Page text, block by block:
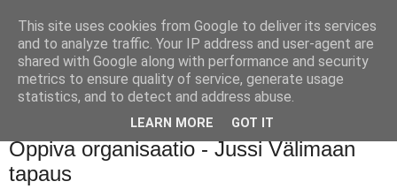
Oppiva organisaatio - Jussi Välimaan
tapaus
This site uses cookies from Google to deliver its services
and to analyze traffic. Your IP address and user-agent are
shared with Google along with performance and security
metrics to ensure quality of service, generate usage
statistics, and to detect and address abuse.
LEARN MORE GOT IT